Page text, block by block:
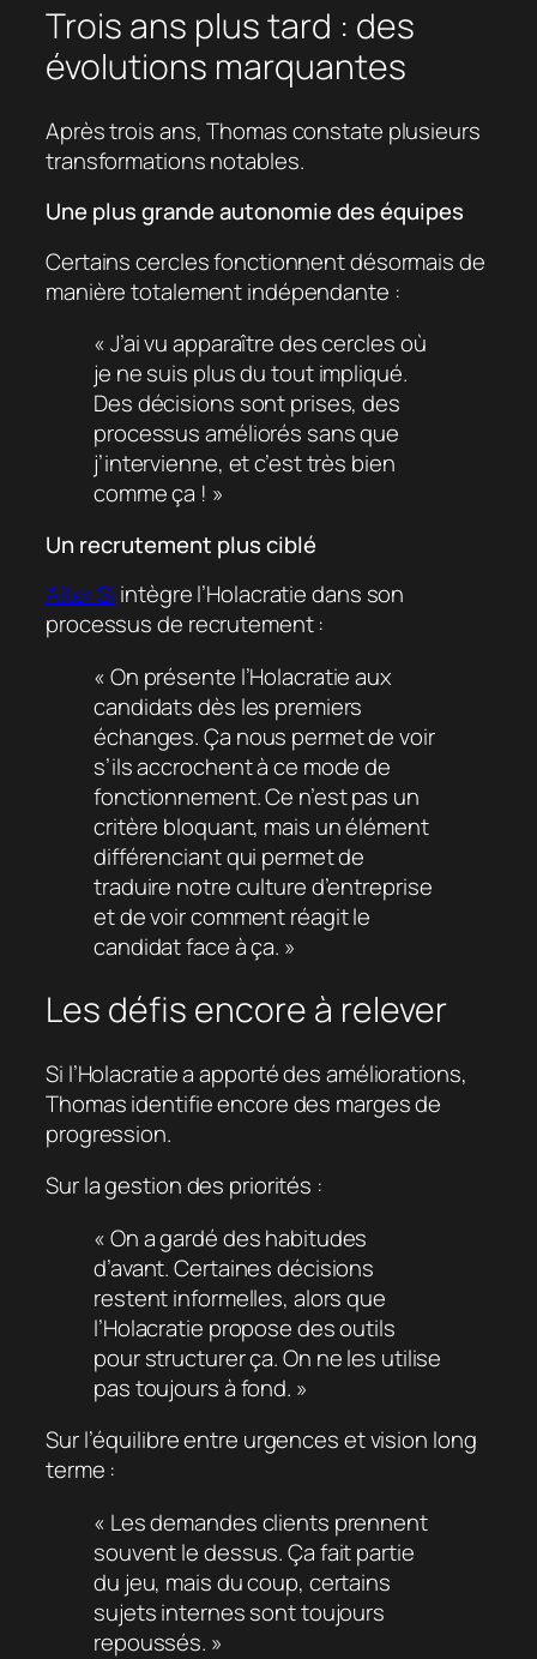
Trois ans plus tard : des
évolutions marquantes
Après trois ans, Thomas constate plusieurs
transformations notables.
Une plus grande autonomie des équipes
Certains cercles fonctionnent désormais de
manière totalement indépendante :
« J’ai vu apparaître des cercles où
je ne suis plus du tout impliqué.
Des décisions sont prises, des
processus améliorés sans que
j’intervienne, et c’est très bien
comme ça ! »
Un recrutement plus ciblé
Alter Si intègre l’Holacratie dans son
processus de recrutement :
« On présente l’Holacratie aux
candidats dès les premiers
échanges. Ça nous permet de voir
s’ils accrochent à ce mode de
fonctionnement. Ce n’est pas un
critère bloquant, mais un élément
différenciant qui permet de
traduire notre culture d’entreprise
et de voir comment réagit le
candidat face à ça. »
Les défis encore à relever
Si l’Holacratie a apporté des améliorations,
Thomas identifie encore des marges de
progression.
Sur la gestion des priorités :
« On a gardé des habitudes
d’avant. Certaines décisions
restent informelles, alors que
l’Holacratie propose des outils
pour structurer ça. On ne les utilise
pas toujours à fond. »
Sur l’équilibre entre urgences et vision long
terme :
« Les demandes clients prennent
souvent le dessus. Ça fait partie
du jeu, mais du coup, certains
sujets internes sont toujours
repoussés. »